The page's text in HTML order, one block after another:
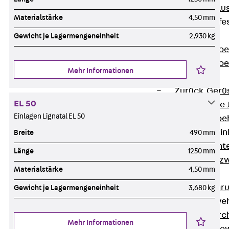
Zurück
Gerüstschuhe
Zurück
Gerüstschuhe
Zurück
Zurück
Zurück
Materialstärke 4,50 mm
Gewicht je Lagermengeneinheit 2,930 kg
Mehr Informationen
EL 50
Einlagen Lignatal EL 50
Breite 490 mm
Länge 1250 mm
Materialstärke 4,50 mm
Gewicht je Lagermengeneinheit 3,680 kg
Mehr Informationen